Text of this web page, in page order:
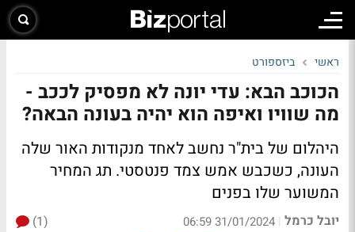
ראשי ביזספורט
הכוכב הבא: עדי יונה לא מפסיק לככב -
מה שוויו ואיפה הוא יהיה בעונה הבאה?
היהלום של בית"ר נחשב לאחד מנקודות האור שלה
העונה, כשכבש אמש צמד פנטסטי. תג המחיר
המשוער שלו בפנים
יובל כרמל |
31/01/2024 06:59
(1)